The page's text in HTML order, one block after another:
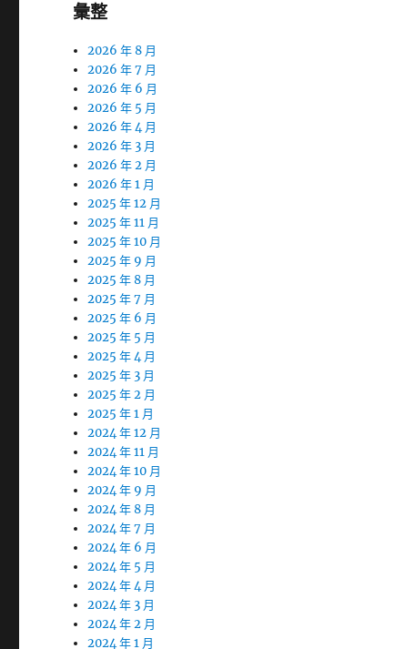
彙整
2026 年 8 月
2026 年 7 月
2026 年 6 月
2026 年 5 月
2026 年 4 月
2026 年 3 月
2026 年 2 月
2026 年 1 月
2025 年 12 月
2025 年 11 月
2025 年 10 月
2025 年 9 月
2025 年 8 月
2025 年 7 月
2025 年 6 月
2025 年 5 月
2025 年 4 月
2025 年 3 月
2025 年 2 月
2025 年 1 月
2024 年 12 月
2024 年 11 月
2024 年 10 月
2024 年 9 月
2024 年 8 月
2024 年 7 月
2024 年 6 月
2024 年 5 月
2024 年 4 月
2024 年 3 月
2024 年 2 月
2024 年 1 月